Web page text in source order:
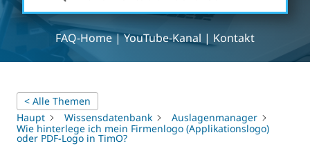
FAQ-Home|YouTube-Kanal | Kontakt
< Alle Themen
Haupt
Wissensdatenbank
Auslagenmanager
Wie hinterlege ich mein Firmenlogo (Applikationslogo)
oder PDF-Logo in TimO?